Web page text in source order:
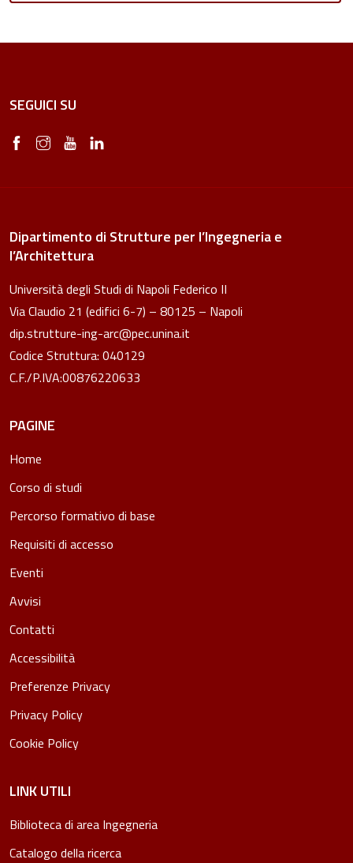
SEGUICI SU
Dipartimento di Strutture per l’Ingegneria e
l’Architettura
Università degli Studi di Napoli Federico II
Via Claudio 21 (edifici 6-7) – 80125 – Napoli
dip.strutture-ing-arc@pec.unina.it
Codice Struttura: 040129
C.F./P.IVA:00876220633
PAGINE
Home
Corso di studi
Percorso formativo di base
Requisiti di accesso
Eventi
Avvisi
Contatti
Accessibilità
Preferenze Privacy
Privacy Policy
Cookie Policy
LINK UTILI
Biblioteca di area Ingegneria
Catalogo della ricerca